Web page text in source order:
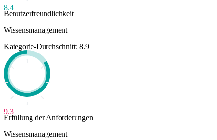
8.4
Benutzerfreundlichkeit
Wissensmanagement
Kategorie-Durchschnitt: 8.9
9.3
Erfüllung der Anforderungen
Wissensmanagement